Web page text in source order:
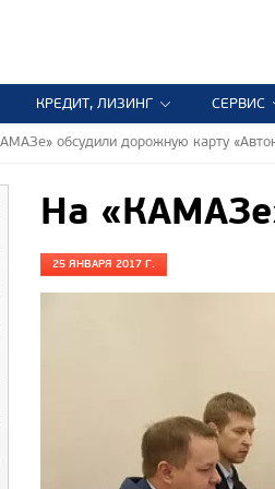
КРЕДИТ, ЛИЗИНГ СЕРВИС
обсудили дорожную карту
На
25 ЯНВАРЯ 2017 Г.